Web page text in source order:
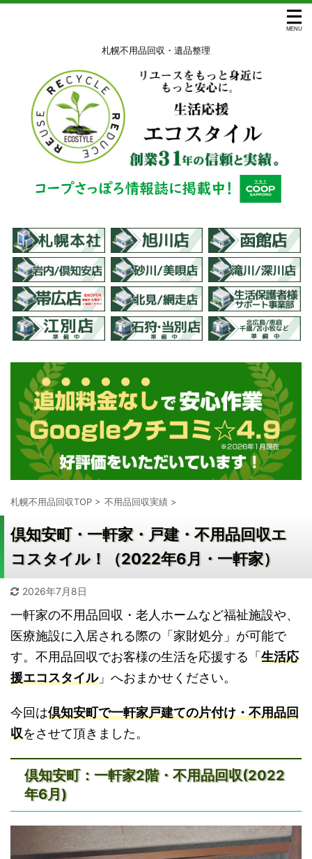
札幌不用品回収・遺品整理
札幌不用品回収TOP > 不用品回収実績 >
倶知安町・一軒家・戸建・不用品回収エ
コスタイル！（2022年6月・一軒家）
2026年7月8日
一軒家の不用品回収・老人ホームなど福祉施設や、
医療施設に入居される際の「家財処分」が可能で
す。不用品回収でお客様の生活を応援する「 生活応
援エコスタイル」へおまかせください。
今回は倶知安町で一軒家戸建ての片付け・不用品回
収をさせて頂きました。
倶知安町：一軒家2階・不用品回収(2022
年6月)